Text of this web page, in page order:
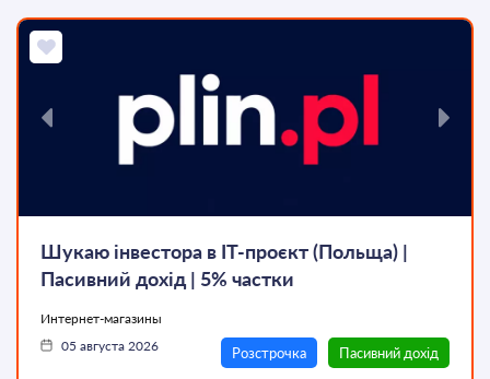
ТОП
Шукаю інвестора в IT-проєкт (Польща) |
Пасивний дохід | 5% частки
Интернет-магазины
05 августа 2026
Розстрочка Пасивний дохід